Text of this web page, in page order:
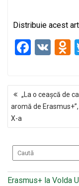
Distribuie acest
F
b
o
o
k
V
o
a
NAVIGARE
ÎN
ARTICOLE
„La o ceașcă de
aromă de
X-a
Erasmus+ la Volda